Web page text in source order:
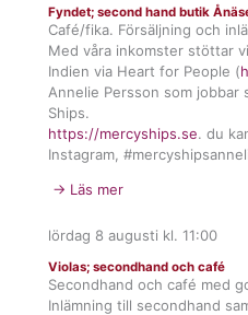
Fyndet; second hand butik
Café/fika. Försäljning och
Med våra inkomster stöttar
Indien via Heart for People (
Annelie Persson som
Ships.
https://mercyships.se. du
Instagram,
→ Läs mer
lördag 8 augusti kl. 11:00
Violas; secondhand och café
Secondhand och café med
Inlämning till secondhand